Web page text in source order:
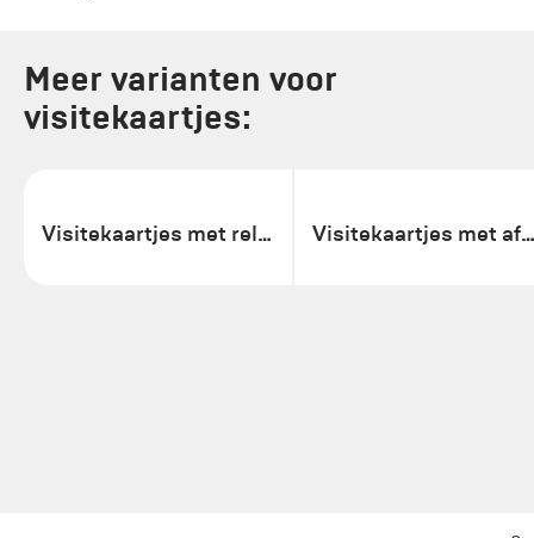
Meer varianten voor
visitekaartjes:
Visitekaartjes met reliëf Visitekaartjes met